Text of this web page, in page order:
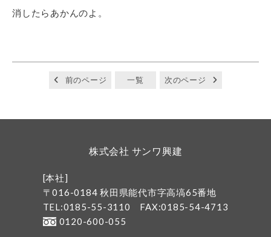
消したらあかんのよ。
前のページ 一覧 次のページ
株式会社 サンワ興建
[本社]
〒016-0184 秋田県能代市字高塙65番地
TEL:0185-55-3110
FAX:0185-54-4713
0120-600-055